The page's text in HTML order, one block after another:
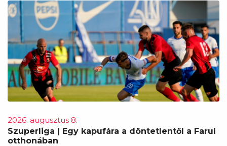
2026. augusztus 8.
Szuperliga | Egy kapufára a döntetlentől a Farul
otthonában